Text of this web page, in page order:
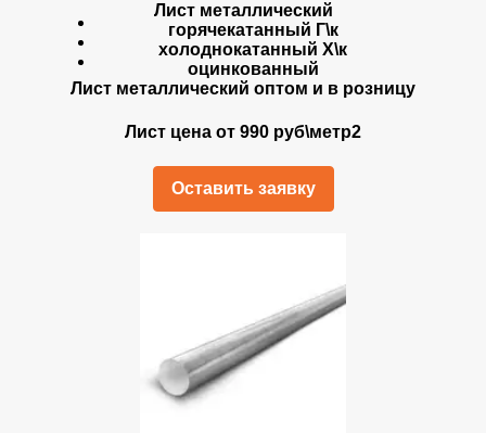
Лист металлический
горячекатанный Г\к
холоднокатанный Х\к
оцинкованный
Лист металлический оптом и в розницу
Лист цена от 990 руб\метр2
Оставить заявку